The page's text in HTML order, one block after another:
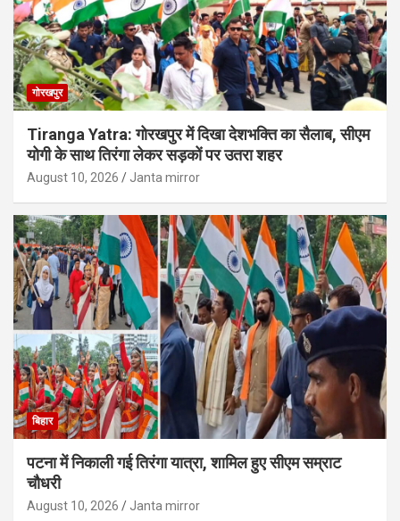
गोरखपुर
Tiranga Yatra: गोरखपुर में दिखा देशभक्ति का सैलाब, सीएम
योगी के साथ तिरंगा लेकर सड़कों पर उतरा शहर
August 10, 2026 Janta mirror
बिहार
पटना में निकाली गई तिरंगा यात्रा, शामिल हुए सीएम सम्राट
चौधरी
August 10, 2026 Janta mirror